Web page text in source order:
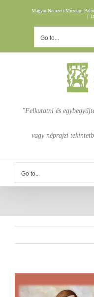
Magyar Nemzeti Múzeum
|
Go to...
"Felkutatni és
vagy néprajzi
Go to...
Larger